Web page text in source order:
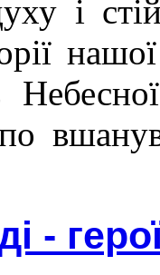
і
по
-